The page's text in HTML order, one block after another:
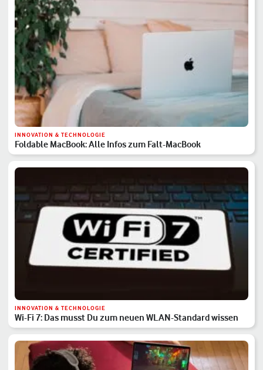
INNOVATION & TECHNOLOGIE
Foldable MacBook: Alle Infos zum Falt-MacBook
INNOVATION & TECHNOLOGIE
Wi-Fi 7: Das musst Du zum neuen WLAN-Standard wissen